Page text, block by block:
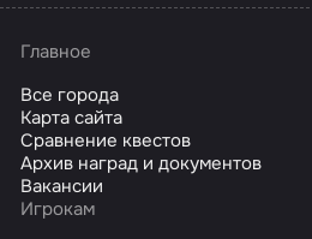
Главное
Все города
Карта сайта
Сравнение квестов
Архив наград и документов
Вакансии
Игрокам